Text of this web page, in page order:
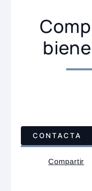
CONTACTA
Compartir